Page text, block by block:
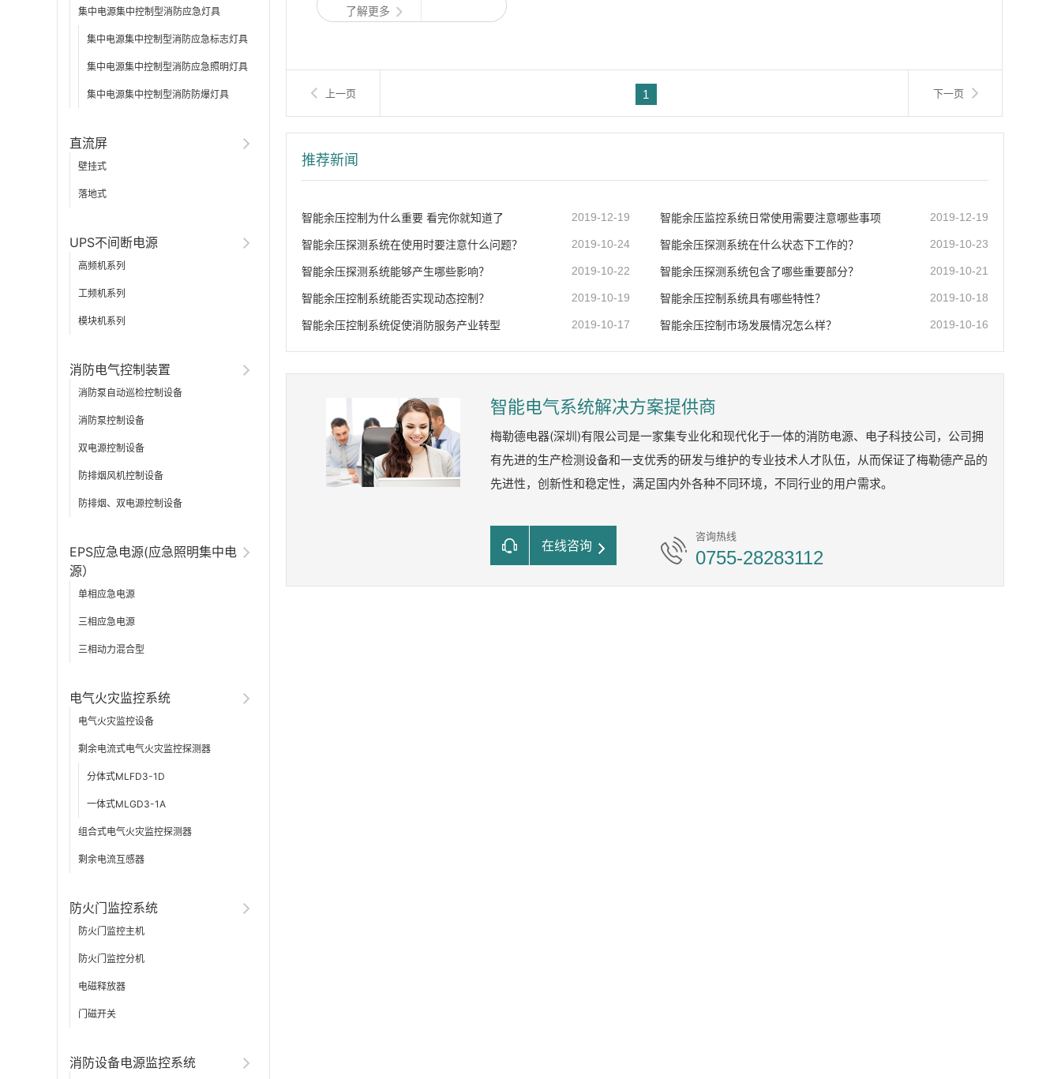
集中电源集中控制型消防应急灯具
集中电源集中控制型消防应急标志灯具
集中电源集中控制型消防应急照明灯具
集中电源集中控制型消防防爆灯具
直流屏
壁挂式
落地式
UPS不间断电源
高频机系列
工频机系列
模块机系列
消防电气控制装置
消防泵自动巡检控制设备
消防泵控制设备
双电源控制设备
防排烟风机控制设备
防排烟、双电源控制设备
EPS应急电源(应急照明集中电
源）
单相应急电源
三相应急电源
三相动力混合型
电气火灾监控系统
电气火灾监控设备
剩余电流式电气火灾监控探测器
分体式MLFD3-1D
一体式MLGD3-1A
组合式电气火灾监控探测器
剩余电流互感器
防火门监控系统
防火门监控主机
防火门监控分机
电磁释放器
门磁开关
消防设备电源监控系统
了解更多
上一页 1 下一页
推荐新闻
智能余压控制为什么重要 看完你就知道了 2019-12-19 智能余压监控系统日常使用需要注意哪些事项 2019-12-19
智能余压探测系统在使用时要注意什么问题？ 2019-10-24 智能余压探测系统在什么状态下工作的？ 2019-10-23
智能余压探测系统能够产生哪些影响？ 2019-10-22 智能余压探测系统包含了哪些重要部分？ 2019-10-21
智能余压控制系统能否实现动态控制？ 2019-10-19 智能余压控制系统具有哪些特性？ 2019-10-18
智能余压控制系统促使消防服务产业转型 2019-10-17 智能余压控制市场发展情况怎么样？ 2019-10-16
智能电气系统解决方案提供商
梅勒德电器(深圳)有限公司是一家集专业化和现代化于一体的消防电源、电子科技公司，公司拥
有先进的生产检测设备和一支优秀的研发与维护的专业技术人才队伍，从而保证了梅勒德产品的
先进性，创新性和稳定性，满足国内外各种不同环境，不同行业的用户需求。
在线咨询
咨询热线
0755-28283112